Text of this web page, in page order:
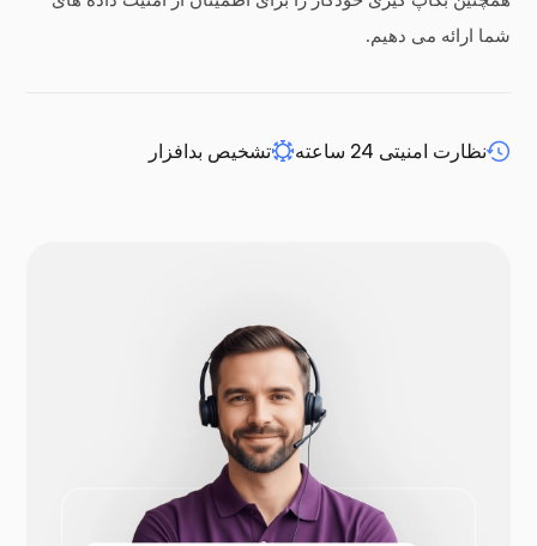
افزونه WP-extendify
اوپن‌کارت
شما ارائه می دهیم.
نظارت امنیتی 24 ساعته تشخیص بدافزار